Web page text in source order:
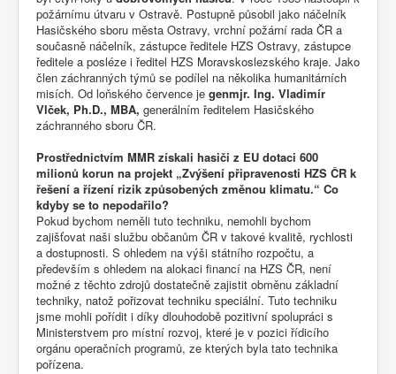
požárnímu útvaru v Ostravě. Postupně působil jako náčelník
Hasičského sboru města Ostravy, vrchní požární rada ČR a
současně náčelník, zástupce ředitele HZS Ostravy, zástupce
ředitele a posléze i ředitel HZS Moravskoslezského kraje. Jako
člen záchranných týmů se podílel na několika humanitárních
misích. Od loňského července je genmjr. Ing. Vladimír
Vlček, Ph.D., MBA, generálním ředitelem Hasičského
záchranného sboru ČR.
Prostřednictvím MMR získali hasiči z EU dotaci 600
milionů korun na projekt „Zvýšení připravenosti HZS ČR k
řešení a řízení rizik způsobených změnou klimatu.“ Co
kdyby se to nepodařilo?
Pokud bychom neměli tuto techniku, nemohli bychom
zajišťovat naši službu občanům ČR v takové kvalitě, rychlosti
a dostupnosti. S ohledem na výši státního rozpočtu, a
především s ohledem na alokaci financí na HZS ČR, není
možné z těchto zdrojů dostatečně zajistit obměnu základní
techniky, natož pořizovat techniku speciální. Tuto techniku
jsme mohli pořídit i díky dlouhodobě pozitivní spolupráci s
Ministerstvem pro místní rozvoj, které je v pozici řídicího
orgánu operačních programů, ze kterých byla tato technika
pořízena.